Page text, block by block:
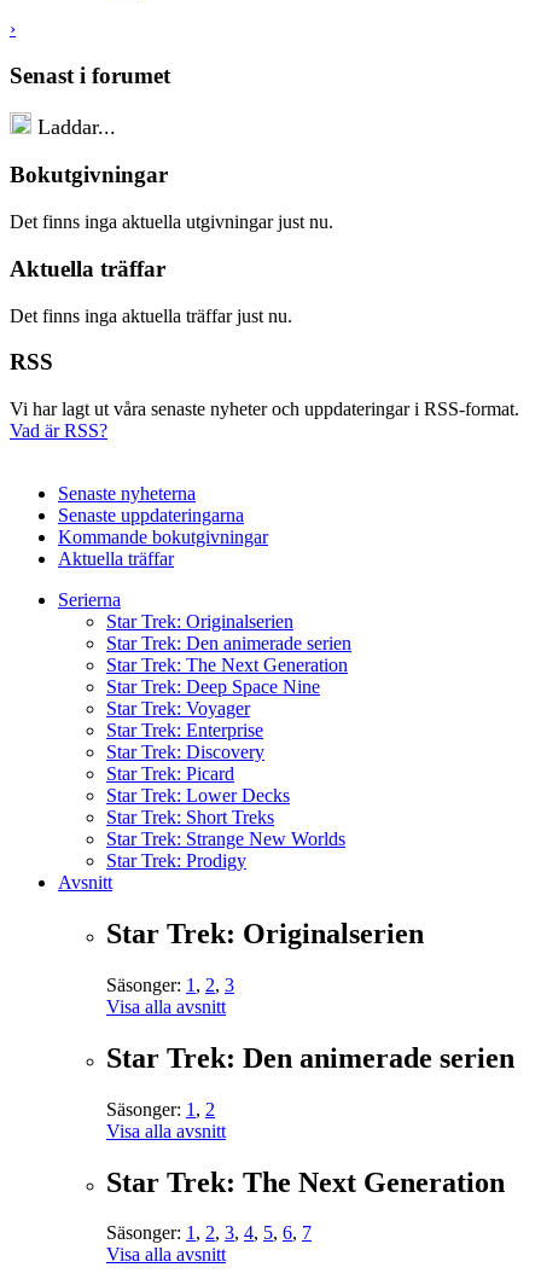
›
Senast i forumet
Laddar...
Bokutgivningar
Det finns inga aktuella utgivningar just nu.
Aktuella träffar
Det finns inga aktuella träffar just nu.
RSS
Vi har lagt ut våra senaste nyheter och uppdateringar i RSS-format.
Vad är RSS?
Senaste nyheterna
Senaste uppdateringarna
Kommande bokutgivningar
Aktuella träffar
Serierna
Star Trek: Originalserien
Star Trek: Den animerade serien
Star Trek: The Next Generation
Star Trek: Deep Space Nine
Star Trek: Voyager
Star Trek: Enterprise
Star Trek: Discovery
Star Trek: Picard
Star Trek: Lower Decks
Star Trek: Short Treks
Star Trek: Strange New Worlds
Star Trek: Prodigy
Avsnitt
Star Trek: Originalserien
Säsonger: 1 , 2, 3
Visa alla avsnitt
Star Trek: Den animerade serien
Säsonger: 1 , 2
Visa alla avsnitt
Star Trek: The Next Generation
Säsonger: 1, 2, 3, 4, 5, 6, 7
Visa alla avsnitt